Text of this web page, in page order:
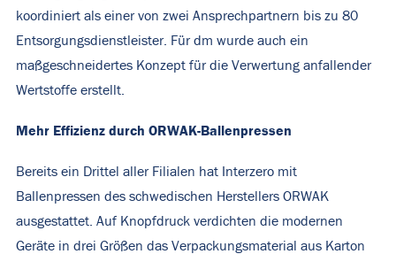
koordiniert als einer von zwei Ansprechpartnern bis zu 80
Entsorgungsdienstleister. Für dm wurde auch ein
maßgeschneidertes Konzept für die Verwertung anfallender
Wertstoffe erstellt.
Mehr Effizienz durch ORWAK-Ballenpressen
Bereits ein Drittel aller Filialen hat Interzero mit
Ballenpressen des schwedischen Herstellers ORWAK
ausgestattet. Auf Knopfdruck verdichten die modernen
Geräte in drei Größen das Verpackungsmaterial aus Karton